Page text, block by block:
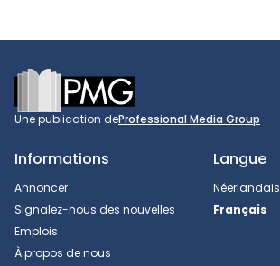
Footer
Une publication deProfessional Media Group
Informations
Annoncer
Signalez-nous des nouvelles
Emplois
À propos de nous
Langue
Néerlandais
Français